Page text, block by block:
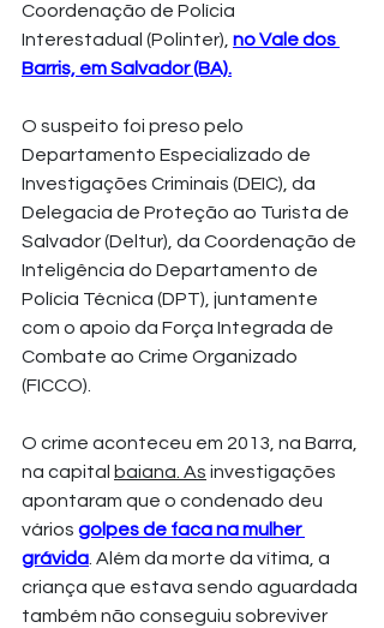
Coordenação de Polícia
Interestadual (Polinter), no Vale dos
Barris, em Salvador (BA).
O suspeito foi preso pelo
Departamento Especializado de
Investigações Criminais (DEIC), da
Delegacia de Proteção ao Turista de
Salvador (Deltur), da Coordenação de
Inteligência do Departamento de
Polícia Técnica (DPT), juntamente
com o apoio da Força Integrada de
Combate ao Crime Organizado
(FICCO).
O crime aconteceu em 2013, na Barra,
na capital baiana. As investigações
apontaram que o condenado deu
vários golpes de faca na mulher
grávida. Além da morte da vítima, a
criança que estava sendo aguardada
também não conseguiu sobreviver